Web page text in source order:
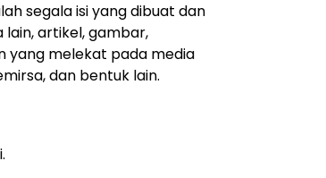
segala isi yang dibuat dan
artikel, gambar,
yang melekat pada media
dan bentuk lain.